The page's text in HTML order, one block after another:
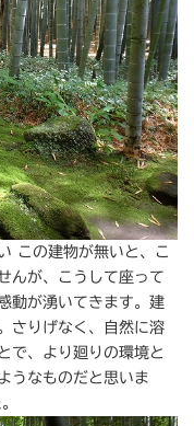
この建物が無いと、こ
んが、こうして座って
動が湧いてきます。建
さりげなく、自然に溶
で、より廻りの環境と
うなものだと思いま